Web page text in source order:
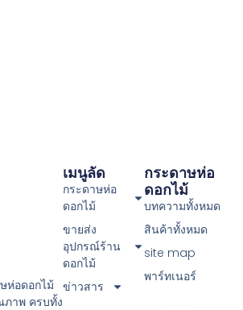
ห่อดอกไม้
าพ ครบทั้ง
กระดาษห่อ
ดอกไม้
บทความทั้งหมด
สินค้าทั้งหมด
site map
พาร์ทเนอร์
เมนูลัด
กระดาษห่อ
ดอกไม้
ขายส่ง
อุปกรณ์ร้าน
ดอกไม้
ข่าวสาร